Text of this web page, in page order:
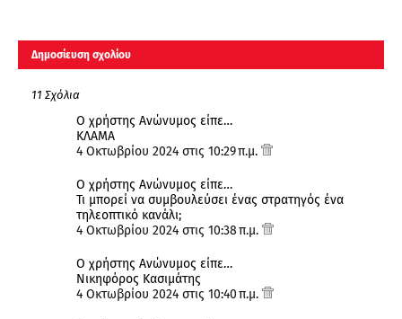
Δημοσίευση σχολίου
11 Σχόλια
Ο χρήστης Ανώνυμος είπε…
ΚΛΑΜΑ
4 Οκτωβρίου 2024 στις 10:29 π.μ.
Ο χρήστης Ανώνυμος είπε…
Τι μπορεί να συμβουλεύσει ένας στρατηγός ένα
τηλεοπτικό κανάλι;
4 Οκτωβρίου 2024 στις 10:38 π.μ.
Ο χρήστης Ανώνυμος είπε…
Νικηφόρος Κασιμάτης
4 Οκτωβρίου 2024 στις 10:40 π.μ.